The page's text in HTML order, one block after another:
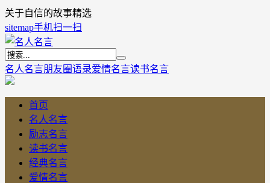
关于自信的故事精选
sitemap手机扫一扫
名人名言朋友圈语录爱情名言读书名言
首页
名人名言
励志名言
读书名言
经典名言
爱情名言